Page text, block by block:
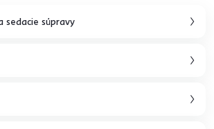
sedacie súpravy